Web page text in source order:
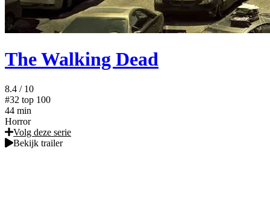
The Walking Dead
8.4 / 10
#32 top 100
44 min
Horror
Volg deze serie
Bekijk trailer